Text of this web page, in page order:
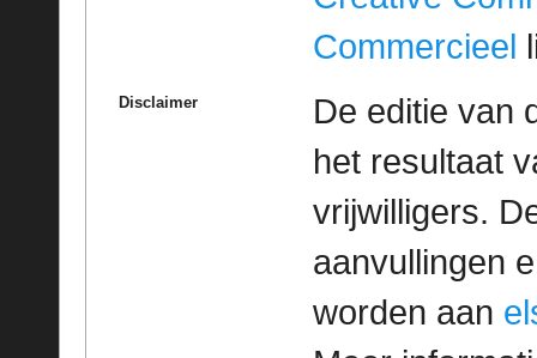
Commercieel
Disclaimer
De editie van
het resultaat
vrijwilligers.
aanvullingen
worden aan